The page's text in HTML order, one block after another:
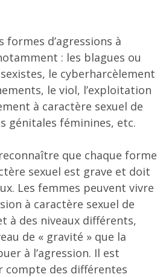
d’agressions à
: les blagues ou
le cyberharcèlement
le viol, l’exploitation
à caractère sexuel de
génitales féminines, etc.
que chaque forme
sexuel est grave et doit
Les femmes peuvent vivre
à caractère sexuel de
à des niveaux différents,
de « gravité » que la
à l’agression. Il est
des différentes